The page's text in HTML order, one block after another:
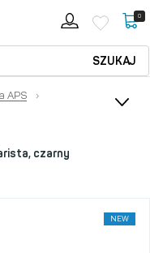
0
SZUKAJ
APS
›
czarny
NEW